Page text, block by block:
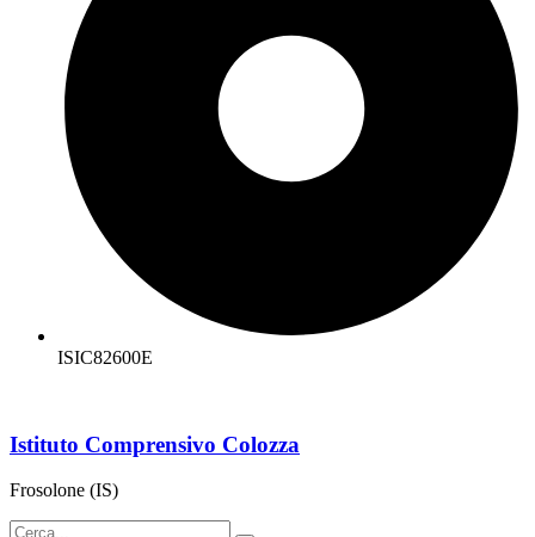
ISIC82600E
Istituto Comprensivo Colozza
Frosolone (IS)